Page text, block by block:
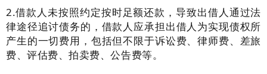
2.借款人未按照约定按时足额还款，导致出借人通过法
律途径追讨债务的，借款人应承担出借人为实现债权所
产生的一切费用，包括但不限于诉讼费、律师费、差旅
费、评估费、拍卖费、公告费等。